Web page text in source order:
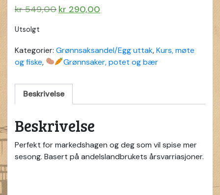
kr549,00 Opprinnelig
kr 290,00
Utsolgt
Kategorier: Grønnsaksandel/Egg uttak,Kurs, møte
og fiske, Grønnsaker, potet og bær
Beskrivelse
Beskrivelse
Perfekt for markedshagen og deg som vil spise mer
sesong. Basert på andelslandbrukets årsvarriasjoner.